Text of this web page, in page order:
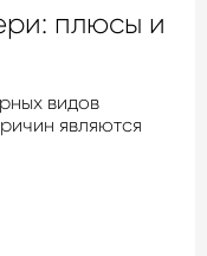
плюсы и
видов
являются